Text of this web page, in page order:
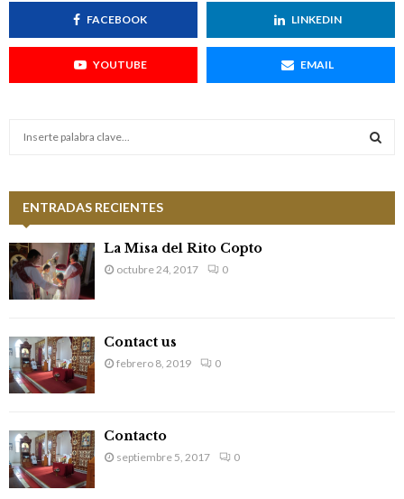
FACEBOOK LINKEDIN
YOUTUBE EMAIL
h
f
o
r
:
ENTRADAS RECIENTES
La Misa del Rito Copto
octubre 24, 2017 0
Contact us
febrero 8, 2019 0
Contacto
septiembre 5, 2017 0